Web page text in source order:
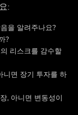
:
을 알려주나요?
?
리스크를 감수할
니면 장기 투자를 하
, 아니면 변동성이